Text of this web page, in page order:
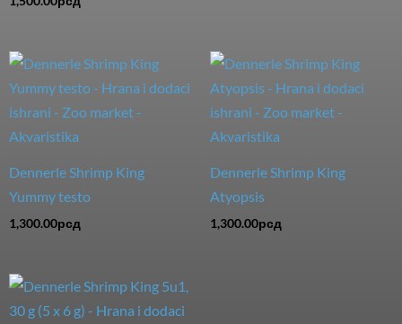
Dennerle Shrimp King
Yummy testo
1,300.00рсд
Dennerle Shrimp King
Atyopsis
1,300.00рсд